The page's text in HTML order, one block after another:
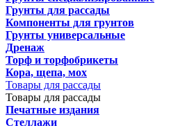
Грунты для рассады
Компоненты для грунтов
Грунты универсальные
Дренаж
Торф и торфобрикеты
Кора, щепа, мох
Товары для рассады
Товары для рассады
Печатные издания
Стеллажи